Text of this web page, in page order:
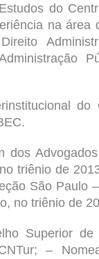
do
na
do
dos
triênio de
São Paulo
no triênio de
Superior
–